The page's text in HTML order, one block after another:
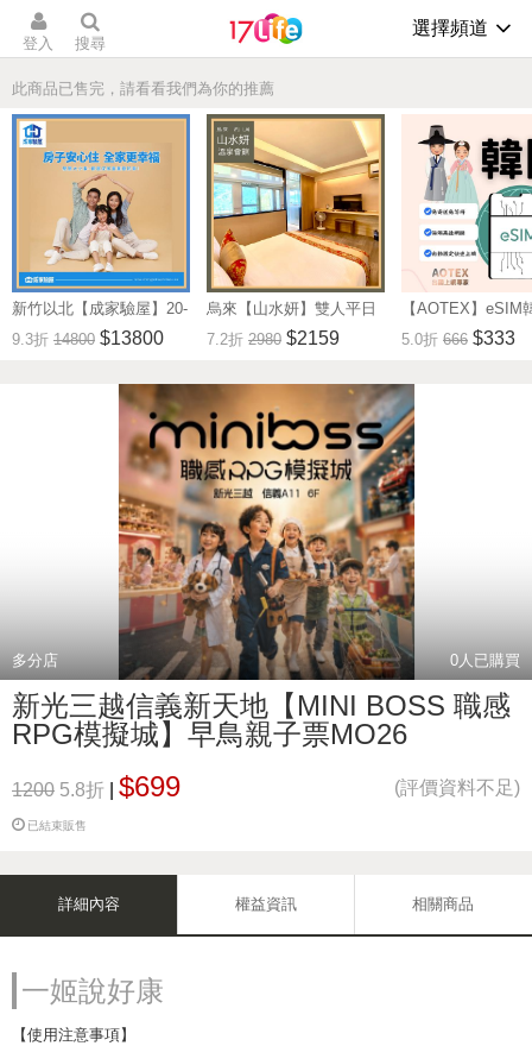
登入 搜尋
選擇頻道
此商品已售完，請看看我們為你的推薦
新竹以北【成家驗屋】20-
25坪 (三房格局)超值驗屋
券 (MO)
9.3折 14800 $13800
烏來【山水妍】雙人平日
泡湯加精緻套餐-觀景湯房
MO26S
7.2折 2980 $2159
【AOTEX】eSIM
無限高速網路吃到
券(MO)
5.0折 666 $333
多分店 0人已購買
新光三越信義新天地【MINI BOSS 職感
RPG模擬城】早鳥親子票MO26
1200 5.8折 $699 (評價資料不足)
已結束販售
詳細內容 權益資訊 相關商品
一姬說好康
【使用注意事項】